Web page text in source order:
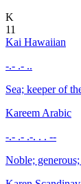
K
11
Kai Hawaiian
-.- .- ..
Sea; keeper of
Kareem Arabic
-.- .- .-. . . --
Noble;